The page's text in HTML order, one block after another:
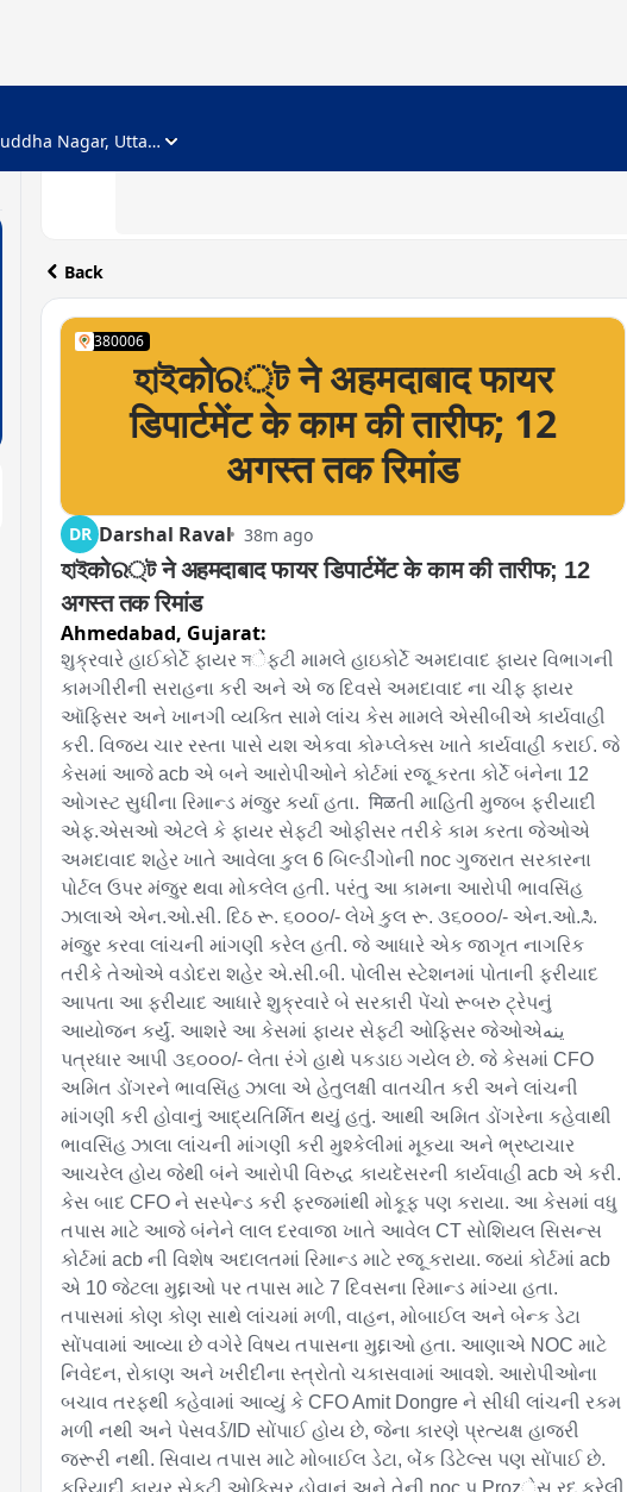
Noida, Gautam Buddha Nagar, Uttar Pradesh
Back
380006
হাইकोର্ট ने अहमदाबाद फायर
डिपार्टमेंट के काम की तारीफ; 12
अगस्त तक रिमांड
DR Darshal Raval 38m ago
হাইकोର্ট ने अहमदाबाद फायर डिपार्टमेंट के काम की तारीफ; 12
अगस्त तक रिमांड
Ahmedabad, Gujarat:
શુક્રવારે હાઈકોર્ટે ફાયર সેફટી મામલે હાઇકોર્ટે અમદાવાદ ફાયર વિભાગની
કામગીરીની સરાહના કરી અને એ જ દિવસે અમદાવાદ ના ચીફ ફાયર
ઑફિસર અને ખાનગી વ્યક્તિ સામે લાંચ કેસ મામલે એસીબીએ કાર્યવાહી
કરી. વિજય ચાર રસ્તા પાસે યશ એકવા કોમ્પ્લેક્સ ખાતે કાર્યવાહી કરાઈ. જે
કેસમાં આજે acb એ બને આરોપીઓને કોર્ટમાં રજૂ કરતા કોર્ટે બંનેના 12
ઓગસ્ટ સુધીના રિમાન્ડ મંજુર કર્યા હતા.  मिळતી માહિતી મુજબ ફરીયાદી
એફ.એસઓ એટલે કે ફાયર સેફટી ઓફીસર તરીકે કામ કરતા જેઓએ
અમદાવાદ શહેર ખાતે આવેલા કુલ 6 બિલ્ડીંગોની noc ગુજરાત સરકારના
પોર્ટલ ઉપર મંજુર થવા મોકલેલ હતી. પરંતુ આ કામના આરોપી ભાવસિંહ
ઝાલાએ એન.ઓ.સી. દિઠ રૂ. ૬૦૦૦/- લેખે કુલ રૂ. ૩૬૦૦૦/- એન.ઓ.ಸಿ.
મંજુર કરવા લાંચની માંગણી કરેલ હતી. જે આધારે એક જાગૃત નાગરિક
તરીકે તેઓએ વડોદરા શહેર એ.સી.બી. પોલીસ સ્ટેશનમાં પોતાની ફરીયાદ
આપતા આ ફરીયાદ આધારે શુક્રવારે બે સરકારી પેંચો રૂબરુ ટ્રેપનું
આયોજન કર્યું. આશરે આ કેસમાં ફાયર સેફટી ઓફિસર જેઓએینه
પત્રધાર આપી ૩૬૦૦૦/- લેતા રંગે હાથે પકડાઇ ગયેલ છે. જે કેસમાં CFO
અમિત ડોંગરને ભાવસિંહ ઝાલા એ હેતુલક્ષી વાતચીત કરી અને લાંચની
માંગણી કરી હોવાનું આદ્યતિર્મિત થયું હતું. આથી અમિત ડોંગરેના કહેવાથી
ભાવસિંહ ઝાલા લાંચની માંગણી કરી મુશ્કેલીમાં મૂકયા અને ભ્રષ્ટાચાર
આચરેલ હોય જેથી બંને આરોપી વિરુદ્ધ કાયદેસરની કાર્યવાહી acb એ કરી.
કેસ બાદ CFO ને સસ્પેન્ડ કરી ફરજમાંથી મોકૂફ પણ કરાયા. આ કેસમાં વધુ
તપાસ માટે આજે બંનેને લાલ દરવાજા ખાતે આવેલ CT સોશિયલ સિસન્સ
કોર્ટમાં acb ની વિશેષ અદાલતમાં રિમાન્ડ માટે રજૂ કરાયા. જ્યાં કોર્ટમાં acb
એ 10 જેટલા મુદ્દાઓ પર તપાસ માટે 7 દિવસના રિમાન્ડ માંગ્યા હતા.
તપાસમાં કોણ કોણ સાથે લાંચમાં મળી, વાહન, મોબાઈલ અને બેન્ક ડેટા
સોંપવામાં આવ્યા છે વગેરે વિષય તપાસના મુદ્દાઓ હતા. આણાએ NOC માટે
નિવેદન, રોકાણ અને ખરીદીના સ્ત્રોતો ચકાસવામાં આવશે. આરોપીઓના
બચાવ તરફથી કહેવામાં આવ્યું કે CFO Amit Dongre ને સીધી લાંચની રકમ
મળી નથી અને પેસવર્ડ/ID સોંપાઈ હોય છે, જેના કારણે પ્રત્યક્ષ હાજરી
જરૂરી નથી. સિવાય તપાસ માટે મોબાઈલ ડેટા, બેંક ડિટેલ્સ પણ સોંપાઈ છે.
ફરિયાદી ફાયર સેફટી ઓફિસર હોવાનું અને તેની noc પ Prozેસ રદ કરેલી